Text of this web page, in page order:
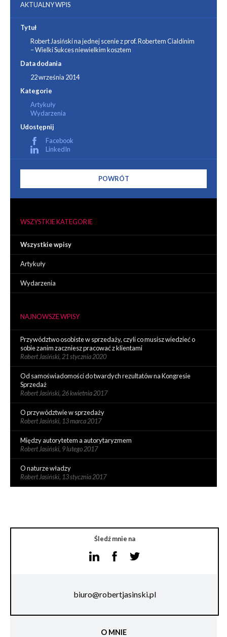
AKTUALNY WPIS
Tytuł
Robert Jasiński na jednej scenie z prof. Robertem Cialdinim
– Wielki Sukces niewielkim kosztem
Data dodania
22 września 2014
Kategorie
Artykuły
Wydarzenia
Udostępnij
Facebook
LinkedIn
POWRÓT
WSZYSTKIE KATEGORIE
Wszystkie wpisy
Artykuły
Wydarzenia
NAJNOWSZE WPISY
Przywództwo osobiste w sprzedaży, czyli co musisz wiedzieć o
sobie zanim zaczniesz pracować z klientami
Robert Jasiński, 21 stycznia 2020
Od samoświadomości do twardych rezultatów na Kongresie
Sprzedaż
Robert Jasiński, 26 kwietnia 2017
O przywództwie w sprzedaży
Robert Jasiński, 13 marca 2017
Między autorytetem a autorytaryzmem
Robert Jasiński, 9 lutego 2017
O naturze władzy
Robert Jasiński, 13 stycznia 2017
Śledź mnie na
biuro@robertjasinski.pl
O MNIE